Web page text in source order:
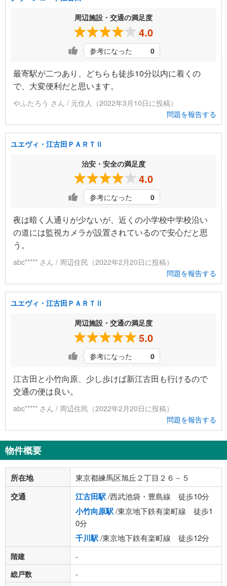
周辺施設・交通の満足度
4.0
参考になった 0
最寄駅が二つあり、どちらも徒歩10分以内に着くの
で、大変便利だと思います。
やふたろう さん / 元住人（2022年3月10日に投稿）
問題を報告する
ユエヴィ・江古田ＰＡＲＴⅡ
治安・安全の満足度
4.0
参考になった 0
夜は暗く人通りが少ないが、近くの小学校中学校沿い
の道には監視カメラが設置されているので安心だと思
う。
abc***** さん / 周辺住民（2022年2月20日に投稿）
問題を報告する
ユエヴィ・江古田ＰＡＲＴⅡ
周辺施設・交通の満足度
5.0
参考になった 0
江古田と小竹向原、少し歩けば新江古田も行けるので
交通の便は良い。
abc***** さん / 周辺住民（2022年2月20日に投稿）
問題を報告する
物件概要
所在地 東京都練馬区旭丘２丁目２６－５
交通 江古田駅/西武池袋・豊島線 徒歩10分
小竹向原駅/東京地下鉄有楽町線 徒歩1
0分
千川駅/東京地下鉄有楽町線 徒歩12分
階建
-
総戸数
-